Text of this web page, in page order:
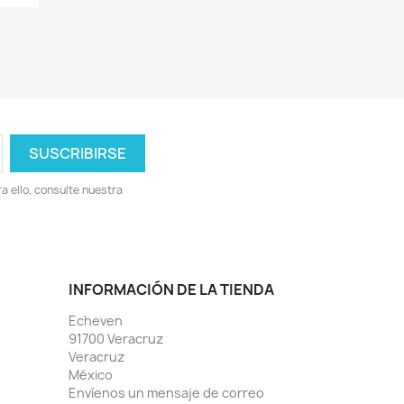
ello, consulte nuestra
INFORMACIÓN DE LA TIENDA
Echeven
91700 Veracruz
Veracruz
México
Envíenos un mensaje de correo